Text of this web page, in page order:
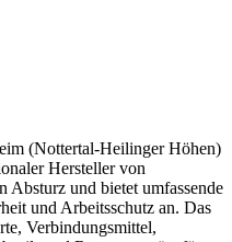
(Nottertal-Heilinger Höhen)
Hersteller von
Absturz und bietet umfassende
und Arbeitsschutz an. Das
Verbindungsmittel,